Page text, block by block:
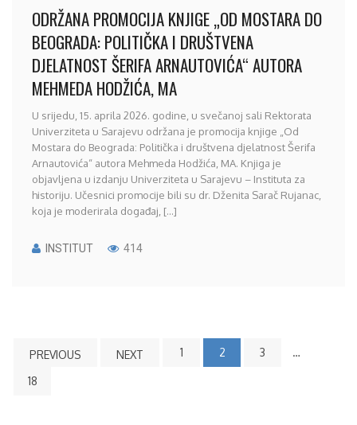
ODRŽANA PROMOCIJA KNJIGE „OD MOSTARA DO
BEOGRADA: POLITIČKA I DRUŠTVENA
DJELATNOST ŠERIFA ARNAUTOVIĆA“ AUTORA
MEHMEDA HODŽIĆA, MA
U srijedu, 15. aprila 2026. godine, u svečanoj sali Rektorata
Univerziteta u Sarajevu održana je promocija knjige „Od
Mostara do Beograda: Politička i društvena djelatnost Šerifa
Arnautovića“ autora Mehmeda Hodžića, MA. Knjiga je
objavljena u izdanju Univerziteta u Sarajevu – Instituta za
historiju. Učesnici promocije bili su dr. Dženita Sarač Rujanac,
koja je moderirala događaj, [...]
INSTITUT 414
PREVIOUS NEXT 1 2 3 …
18